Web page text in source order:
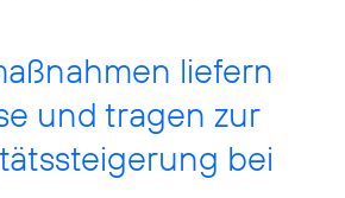
liefern
und tragen zur
bei